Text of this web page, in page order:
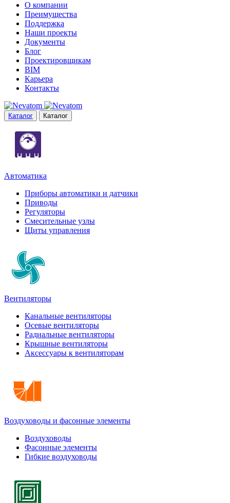
О компании
Преимущества
Поддержка
Наши проекты
Документы
Блог
Проектировщикам
BIM
Карьера
Контакты
Каталог Каталог
Автоматика
Приборы автоматики и датчики
Приводы
Регуляторы
Смесительные узлы
Щиты управления
Вентиляторы
Канальные вентиляторы
Осевые вентиляторы
Радиальные вентиляторы
Крышные вентиляторы
Аксессуары к вентиляторам
Воздуховоды и фасонные элементы
Воздуховоды
Фасонные элементы
Гибкие воздуховоды